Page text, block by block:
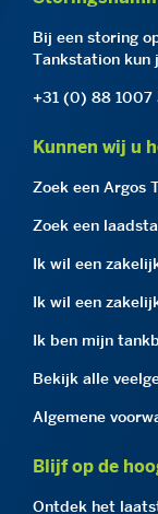
Bij een storing
Tankstation kun
+31 (0) 88 1007
Kunnen wij u
Zoek een Argos
Zoek een
Ik wil een
Ik wil een
Ik ben mijn
Bekijk alle
Algemene
Blijf op de
Ontdek het